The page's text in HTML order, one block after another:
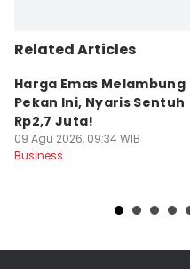
Related Articles
Harga Emas Melambung
Pekan Ini, Nyaris Sentuh
Rp2,7 Juta!
09 Agu 2026, 09:34 WIB
Business